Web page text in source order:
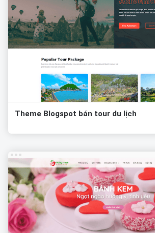
Theme Blogspot bán tour du lịch